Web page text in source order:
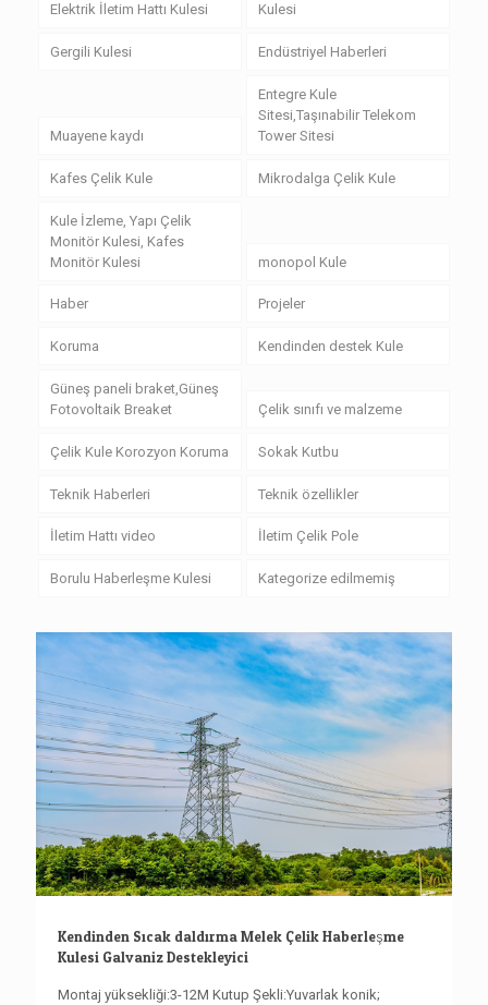
Elektrik İletim Hattı Kulesi
Kulesi
Gergili Kulesi Endüstriyel Haberleri
Muayene kaydı
Entegre Kule
Sitesi,Taşınabilir Telekom
Tower Sitesi
Kafes Çelik Kule Mikrodalga Çelik Kule
Kule İzleme, Yapı Çelik
Monitör Kulesi, Kafes
Monitör Kulesi
monopol Kule
Haber Projeler
Koruma Kendinden destek Kule
Güneş paneli braket,Güneş
Fotovoltaik Breaket
Çelik sınıfı ve malzeme
Çelik Kule Korozyon Koruma Sokak Kutbu
Teknik Haberleri Teknik özellikler
İletim Hattı video İletim Çelik Pole
Borulu Haberleşme Kulesi Kategorize edilmemiş
Kendinden Sıcak daldırma Melek Çelik Haberleşme
Kulesi Galvaniz Destekleyici
Montaj yüksekliği:3-12M Kutup Şekli:Yuvarlak konik;